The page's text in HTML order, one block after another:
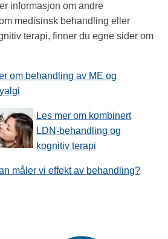
informasjon om andre
medisinsk behandling eller
terapi, finner du egne sider om
om behandling av ME og
Les mer om kombinert
LDN-behandling og
kognitiv terapi
måler vi effekt av behandling?